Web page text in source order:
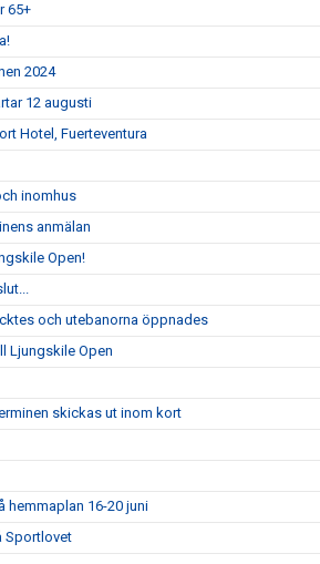
65+
2024
12 augusti
Hotel, Fuerteventura
inomhus
anmälan
Open!
och utebanorna öppnades
Ljungskile Open
skickas ut inom kort
hemmaplan 16-20 juni
Sportlovet